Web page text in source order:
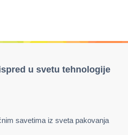
u svetu tehnologije
savetima iz sveta pakovanja